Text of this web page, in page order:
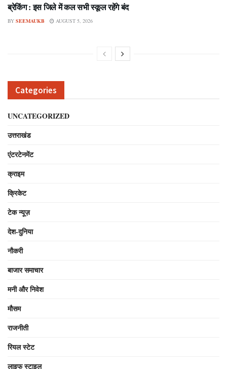
ब्रेकिंग : इस जिले में कल सभी स्कूल रहेंगे बंद
BY SEEMAUKB AUGUST 5, 2026
Categories
UNCATEGORIZED
उत्तराखंड
एंटरटेनमेंट
क्राइम
क्रिकेट
टेक न्यूज़
देश-दुनिया
नौकरी
बाजार समाचार
मनी और निवेश
मौसम
राजनीती
रियल स्टेट
लाइफ स्टाइल